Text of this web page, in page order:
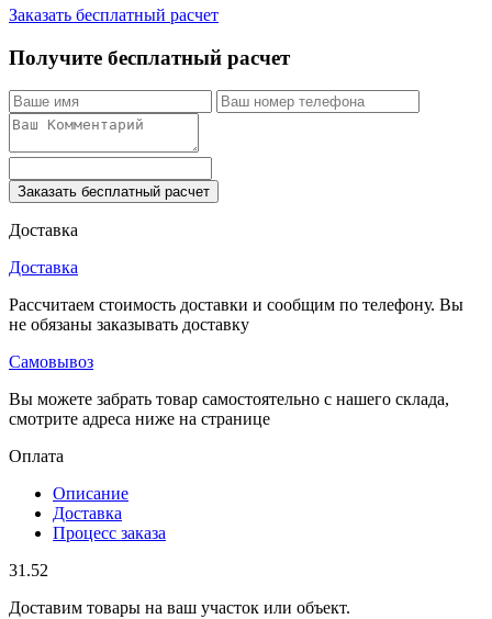
Заказать бесплатный расчет
Получите бесплатный расчет
Заказать бесплатный расчет
Доставка
Доставка
Рассчитаем стоимость доставки и сообщим по телефону. Вы
не обязаны заказывать доставку
Самовывоз
Вы можете забрать товар самостоятельно с нашего склада,
смотрите адреса ниже на странице
Оплата
Описание
Доставка
Процесс заказа
31.52
Доставим товары на ваш участок или объект.